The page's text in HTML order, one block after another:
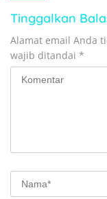
Tinggalkan
Alamat email Anda
wajib ditandai *